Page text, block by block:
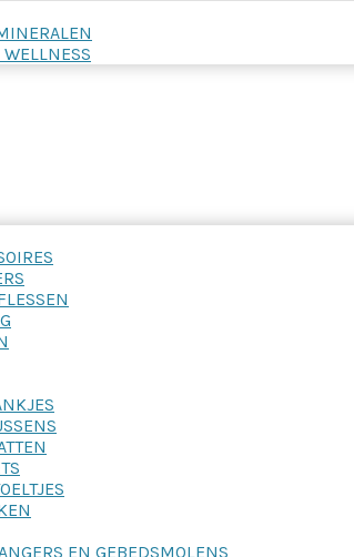
EN GEBEDSMOLENS